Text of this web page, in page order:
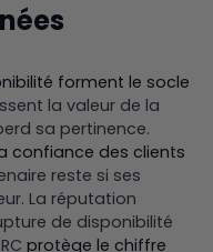
forment le socle
la valeur de la
sa pertinence.
confiance des clients
reste si ses
La réputation
de disponibilité
protège le chiffre